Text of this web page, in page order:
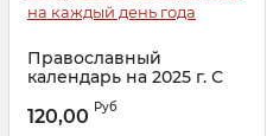
Православный
календарь на 2025 г. С
Евангельскими
чтениями, тропарями и
120,00 Руб